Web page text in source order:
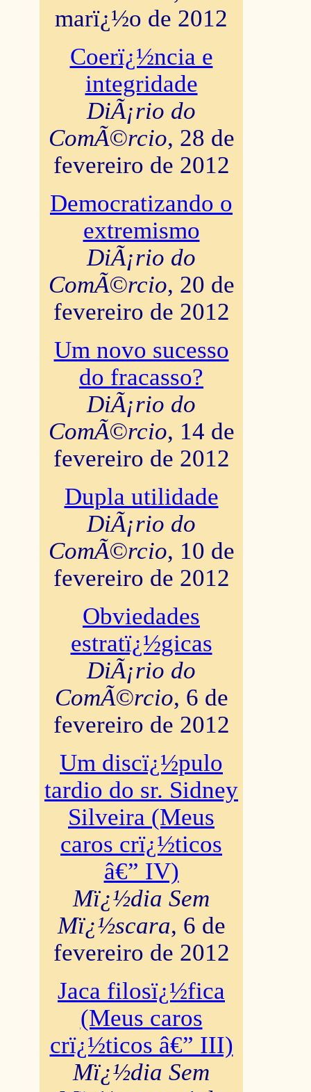
marï¿½o de 2012
Coerï¿½ncia e
integridade
DiÃ¡rio do
ComÃ©rcio, 28 de
fevereiro de 2012
Democratizando o
extremismo
DiÃ¡rio do
ComÃ©rcio, 20 de
fevereiro de 2012
Um novo sucesso
do fracasso?
DiÃ¡rio do
ComÃ©rcio, 14 de
fevereiro de 2012
Dupla utilidade
DiÃ¡rio do
ComÃ©rcio, 10 de
fevereiro de 2012
Obviedades
estratï¿½gicas
DiÃ¡rio do
ComÃ©rcio, 6 de
fevereiro de 2012
Um discï¿½pulo
tardio do sr. Sidney
Silveira (Meus
caros crï¿½ticos
â€” IV)
Mï¿½dia Sem
Mï¿½scara, 6 de
fevereiro de 2012
Jaca filosï¿½fica
(Meus caros
crï¿½ticos â€” III)
Mï¿½dia Sem